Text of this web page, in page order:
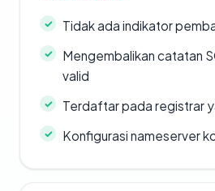
Tidak ada indikator
Mengembalikan catatan
valid
Terdaftar pada registrar
Konfigurasi nameserver